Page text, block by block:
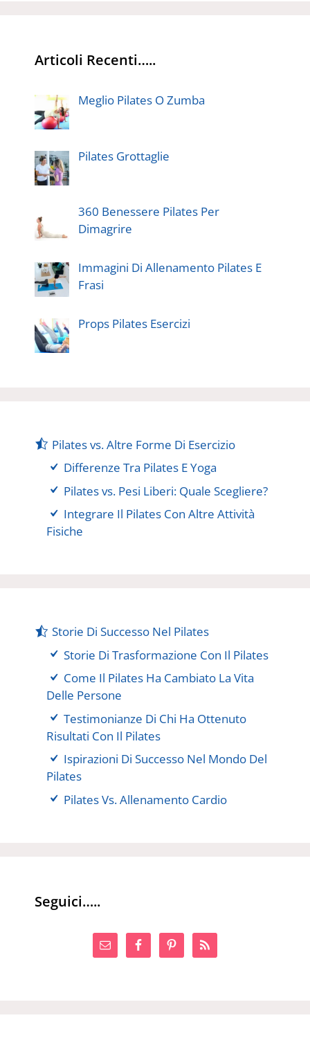
Articoli Recenti…..
Meglio Pilates O Zumba
Pilates Grottaglie
360 Benessere Pilates Per
Dimagrire
Immagini Di Allenamento Pilates E
Frasi
Props Pilates Esercizi
Pilates vs. Altre Forme Di Esercizio
Differenze Tra Pilates E Yoga
Pilates vs. Pesi Liberi: Quale Scegliere?
Integrare Il Pilates Con Altre Attività
Fisiche
Storie Di Successo Nel Pilates
Storie Di Trasformazione Con Il Pilates
Come Il Pilates Ha Cambiato La Vita
Delle Persone
Testimonianze Di Chi Ha Ottenuto
Risultati Con Il Pilates
Ispirazioni Di Successo Nel Mondo Del
Pilates
Pilates Vs. Allenamento Cardio
Seguici…..